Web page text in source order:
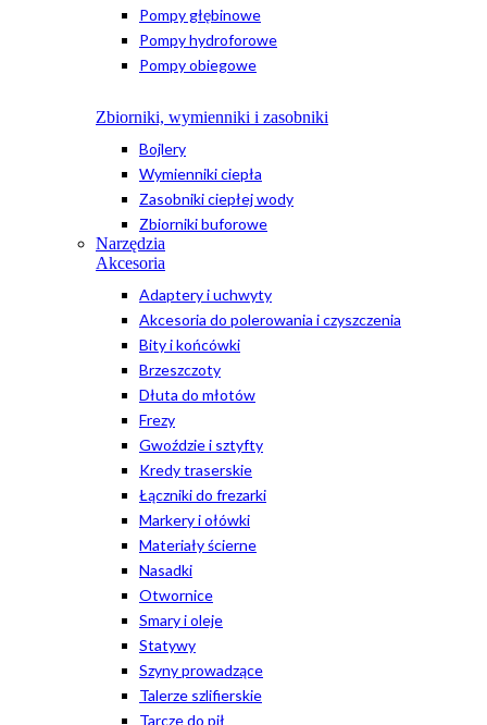
Pompy głębinowe
Pompy hydroforowe
Pompy obiegowe
Zbiorniki, wymienniki i zasobniki
Bojlery
Wymienniki ciepła
Zasobniki ciepłej wody
Zbiorniki buforowe
Narzędzia
Akcesoria
Adaptery i uchwyty
Akcesoria do polerowania i czyszczenia
Bity i końcówki
Brzeszczoty
Dłuta do młotów
Frezy
Gwoździe i sztyfty
Kredy traserskie
Łączniki do frezarki
Markery i ołówki
Materiały ścierne
Nasadki
Otwornice
Smary i oleje
Statywy
Szyny prowadzące
Talerze szlifierskie
Tarcze do pił